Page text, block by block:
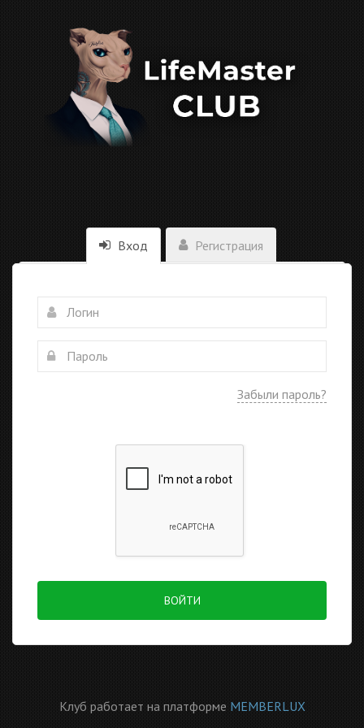
Вход Регистрация
Забыли пароль?
ВОЙТИ
Клуб работает на платформе MEMBERLUX